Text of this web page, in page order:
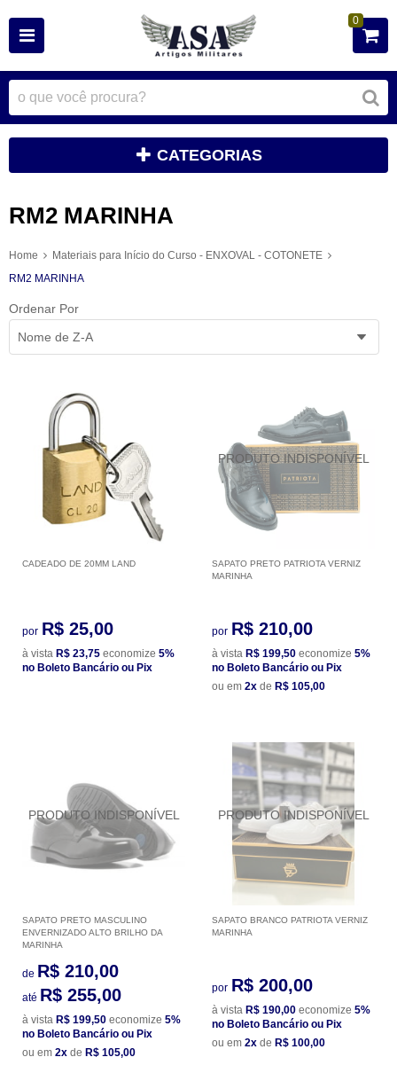
0
CATEGORIAS
RM2 MARINHA
Home
Materiais para Início do Curso - ENXOVAL - COTONETE
RM2 MARINHA
Ordenar Por
Nome de Z-A
CADEADO DE 20MM LAND
por R$ 25,00
à vista R$ 23,75 economize 5%
no Boleto Bancário ou Pix
SAPATO PRETO PATRIOTA VERNIZ
MARINHA
por R$ 210,00
à vista R$ 199,50 economize 5%
no Boleto Bancário ou Pix
ou em 2x de R$ 105,00
SAPATO PRETO MASCULINO
ENVERNIZADO ALTO BRILHO DA
MARINHA
de R$ 210,00
até R$ 255,00
à vista R$ 199,50 economize 5%
no Boleto Bancário ou Pix
ou em 2x de R$ 105,00
SAPATO BRANCO PATRIOTA VERNIZ
MARINHA
por R$ 200,00
à vista R$ 190,00 economize 5%
no Boleto Bancário ou Pix
ou em 2x de R$ 100,00